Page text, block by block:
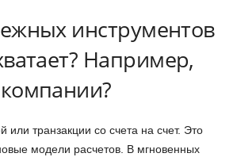
инструментов
Например,
или транзакции со счета на счет. Это
модели расчетов. В мгновенных